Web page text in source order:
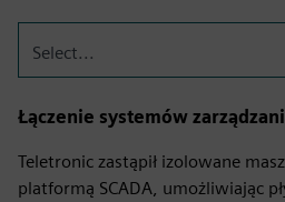
Select...
Łączenie systemów
Teletronic zastąpił izolowane
platformą SCADA, umożliwiając